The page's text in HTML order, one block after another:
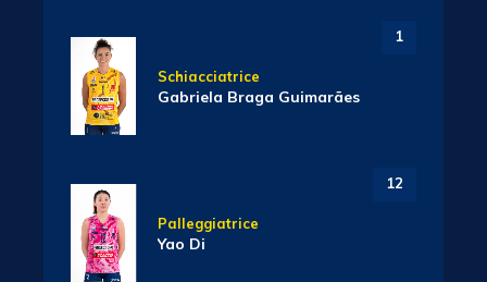
1
Schiacciatrice
Gabriela Braga Guimarães
12
Palleggiatrice
Yao Di